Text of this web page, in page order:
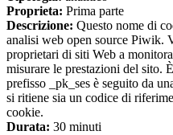
Proprieta: Prima parte
Descrizione: Questo nome di
analisi web open source Piwik.
proprietari di siti Web a
misurare le prestazioni del sito.
prefisso _pk_ses è seguito da
si ritiene sia un codice di
cookie.
Durata: 30 minuti